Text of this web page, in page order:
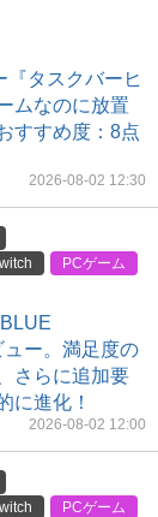
タスクバーヒ
ムなのに放置
すすめ度：8点
2026-08-02 12:30
PCゲーム
ー。満足度の
さらに追加要
に進化！
2026-08-02 12:00
PCゲーム